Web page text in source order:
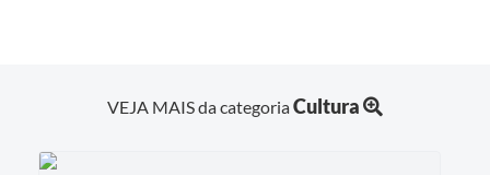
VEJA MAIS da categoriaCultura